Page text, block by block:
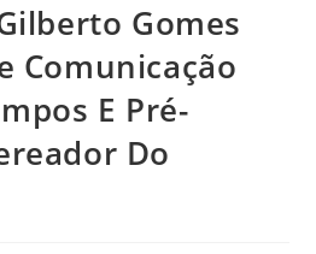
Gomes
Comunicação
E Pré-
Do